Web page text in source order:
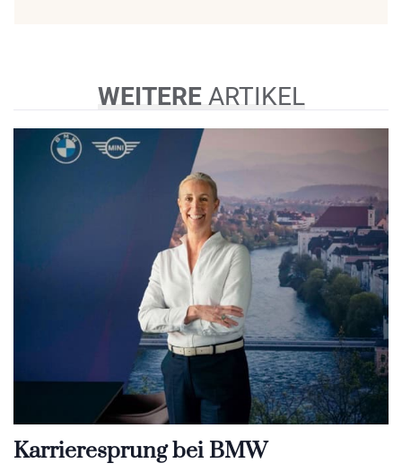
WEITERE ARTIKEL
Karrieresprung bei BMW